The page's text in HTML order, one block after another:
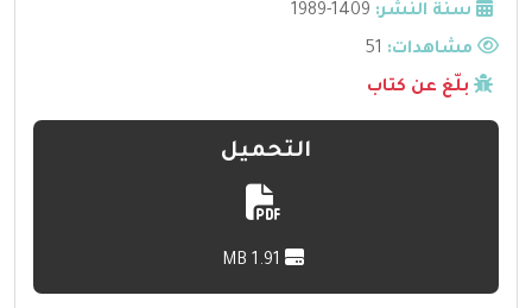
سنة النشر: 1409-1989
مشاهدات:
بلّغ عن كتاب
التحميل